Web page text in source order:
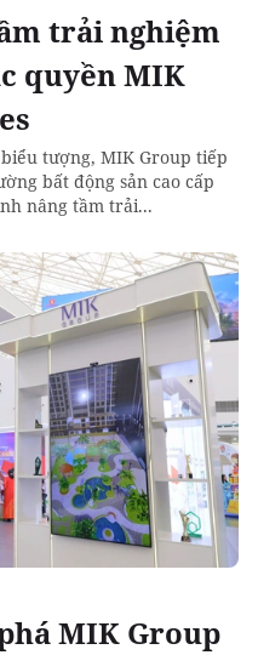
trải nghiệm
quyền MIK
tượng, MIK Group tiếp
bất động sản cao cấp
nâng tầm trải...
MIK Group